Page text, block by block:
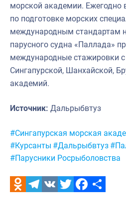
морской академии.
по подготовке морских
международным стандартам
парусного судна «Паллада»
международные стажировки
Сингапурской, Шанхайской,
академий.
Источник: Дальрыбвтуз
Метки:
#Сингапурская морская
#Курсанты #Дальрыбвтуз
#Парусники Росрыболовства